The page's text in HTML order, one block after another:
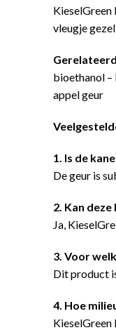
KieselGreen
vleugje
bioethanol –
appel geur
1. Is de
De geur is
2. Kan
Ja,
3. Voor
Dit product
4. Hoe
KieselGreen